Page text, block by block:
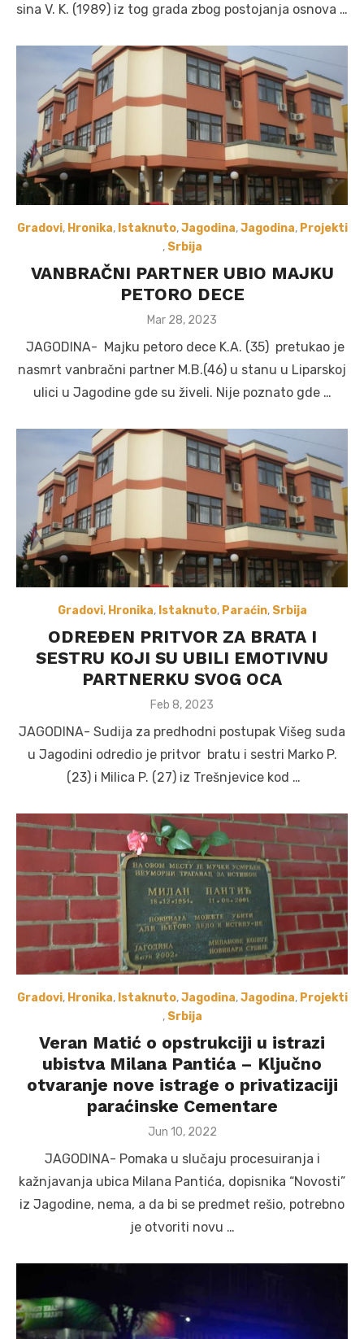
sina V. K. (1989) iz tog grada zbog postojanja osnova …
Gradovi, Hronika, Istaknuto,Jagodina,Jagodina, Projekti
, Srbija
VANBRAČNI PARTNER UBIO MAJKU
PETORO DECE
Posted
Mar 28, 2023
JAGODINA- Majku petoro dece K.A. (35) pretukao je
nasmrt vanbračni partner M.B.(46) u stanu u Liparskoj
ulici u Jagodine gde su živeli. Nije poznato gde …
Gradovi, Hronika, Istaknuto, Paraćin, Srbija
ODREĐEN PRITVOR ZA BRATA I
SESTRU KOJI SU UBILI EMOTIVNU
PARTNERKU SVOG OCA
Posted
Feb 8, 2023
JAGODINA- Sudija za predhodni postupak Višeg suda
u Jagodini odredio je pritvor bratu i sestri Marko P.
(23) i Milica P. (27) iz Trešnjevice kod …
Gradovi, Hronika, Istaknuto,Jagodina,Jagodina, Projekti
, Srbija
Veran Matić o opstrukciji u istrazi
ubistva Milana Pantića – Ključno
otvaranje nove istrage o privatizaciji
paraćinske Cementare
Posted
Jun 10, 2022
JAGODINA- Pomaka u slučaju procesuiranja i
kažnjavanja ubica Milana Pantića, dopisnika “Novosti”
iz Jagodine, nema, a da bi se predmet rešio, potrebno
je otvoriti novu …